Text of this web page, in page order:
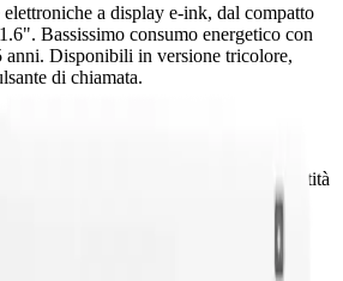
a display e-ink, dal compatto
Bassissimo consumo energetico con
anni. Disponibili in versione tricolore,
di chiamata.
display, distanza di lettura, quantità
di installazione.